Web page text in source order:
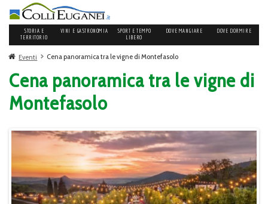
STORIA E
TERRITORIO
VINI E GASTRONOMIA
SPORT E TEMPO
LIBERO
DOVE MANGIARE DOVE DORMIRE
Eventi Cena panoramica tra le vigne di Montefasolo
Cena panoramica tra le vigne di
Montefasolo